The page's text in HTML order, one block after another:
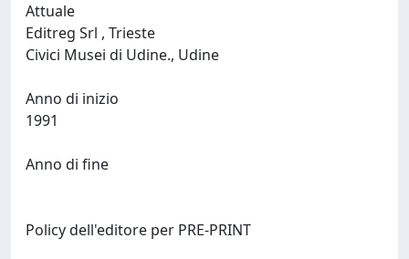
Attuale
Editreg Srl , Trieste
Anno di inizio
Anno di fine
Policy dell'editore per PRE-PRINT